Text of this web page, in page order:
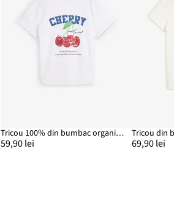
Tricou 100% din bumbac organic, cu imprimeu
59,90 lei
Tricou din
69,90 lei